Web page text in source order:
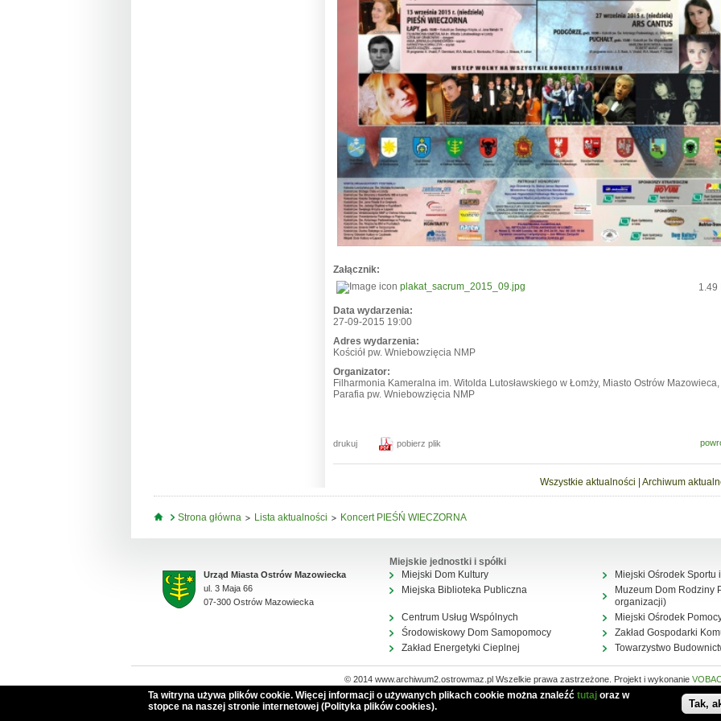
Załącznik:
plakat_sacrum_2015_09.jpg
1.49
Data wydarzenia:
27-09-2015 19:00
Adres wydarzenia:
Kościół pw. Wniebowzięcia NMP
Organizator:
Filharmonia Kameralna im. Witolda Lutosławskiego w Łomży, Miasto Ostrów Mazowieca,
Parafia pw. Wniebowzięcia NMP
drukuj pobierz plik
Wszystkie aktualności Archiwum
Jesteś tutaj
Strona główna Lista aktualności Koncert PIEŚŃ WIECZORNA
Urząd Miasta Ostrów Mazowiecka
ul. 3 Maja 66
07-300 Ostrów Mazowiecka
Miejskie jednostki i spółki
Miejski Dom Kultury
Miejski Ośrodek Sportu
Miejska Biblioteka Publiczna
Muzeum Dom Rodziny
organizacji)
Centrum Usług Wspólnych
Miejski Ośrodek
Środowiskowy Dom Samopomocy
Zakład Gospodarki
Zakład Energetyki Cieplnej
Towarzystwo
© 2014 www.archiwum2.ostrowmaz.pl Wszelkie prawa zastrzeżone. Projekt i wykonanie
Mapa serwisu
Ta witryna używa plików cookie. Więcej informacji o używanych plikach cookie można znaleźć tutaj oraz w
stopce na naszej stronie internetowej (Polityka plików cookies).
Tak,